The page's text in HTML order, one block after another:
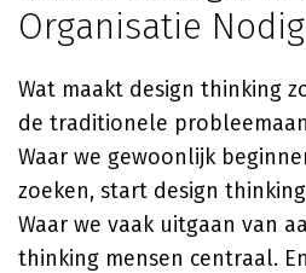
Organisatie
Wat maakt design thinking
de traditionele
Waar we gewoonlijk
zoeken, start design
Waar we vaak uitgaan van
thinking mensen centraal.